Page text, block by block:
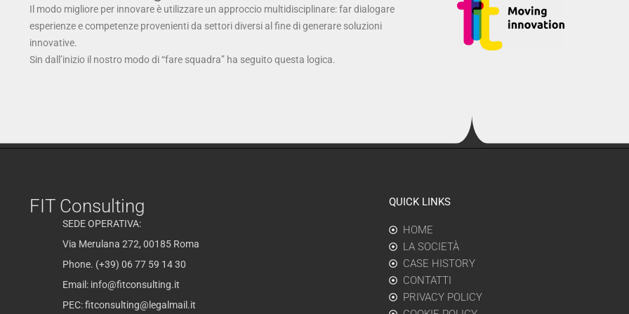
Il modo migliore per innovare è utilizzare un approccio multidisciplinare: far dialogare
esperienze e competenze provenienti da settori diversi al fine di generare soluzioni
innovative.
Sin dall’inizio il nostro modo di “fare squadra” ha seguito questa logica.
FIT Consulting
SEDE OPERATIVA:
Via Merulana 272, 00185 Roma
Phone. (+39) 06 77 59 14 30
Email: info@fitconsulting.it
PEC:fitconsulting@legalmail.it
QUICK LINKS
HOME
LA SOCIETÀ
CASE HISTORY
CONTATTI
PRIVACY POLICY